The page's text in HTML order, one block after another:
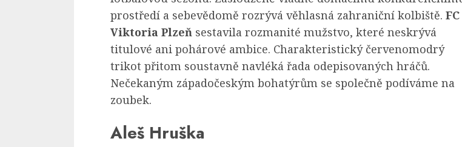
prostředí a sebevědomě rozrývá věhlasná zahraniční kolbiště. FC
Viktoria Plzeň sestavila rozmanité mužstvo, které neskrývá
titulové ani pohárové ambice. Charakteristický červenomodrý
trikot přitom soustavně navléká řada odepisovaných hráčů.
Nečekaným západočeským bohatýrům se společně podíváme na
zoubek.
Aleš Hruška